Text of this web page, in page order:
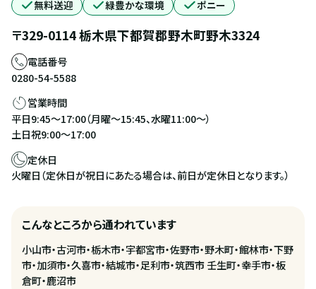
無料送迎
緑豊かな環境 ポニー
〒329-0114栃木県下都賀郡野木町野木3324
電話番号
0280-54-5588
営業時間
平日9:45～17:00（月曜～15:45、水曜11:00～）
土日祝9:00～17:00
定休日
火曜日（定休日が祝日にあたる場合は、前日が定休日となります。）
こんなところから通われています
小山市・古河市・栃木市・宇都宮市・佐野市・野木町・館林市・下野
市・加須市・久喜市・結城市・足利市・筑西市 壬生町・幸手市・板
倉町・鹿沼市